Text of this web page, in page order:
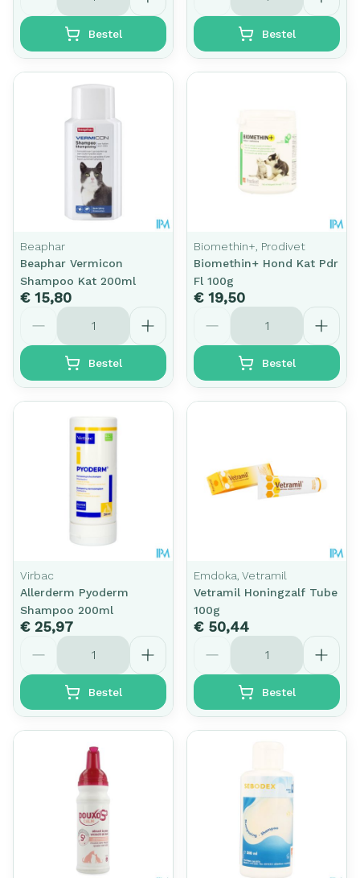
Bestel Bestel
Beaphar
Beaphar Vermicon
Shampoo Kat 200ml
€ 15,80
Aantal
Bestel
Biomethin+, Prodivet
Biomethin+ Hond Kat Pdr
Fl 100g
€ 19,50
Aantal
Bestel
Virbac
Allerderm Pyoderm
Shampoo 200ml
€ 25,97
Aantal
Bestel
Emdoka, Vetramil
Vetramil Honingzalf Tube
100g
€ 50,44
Aantal
Bestel